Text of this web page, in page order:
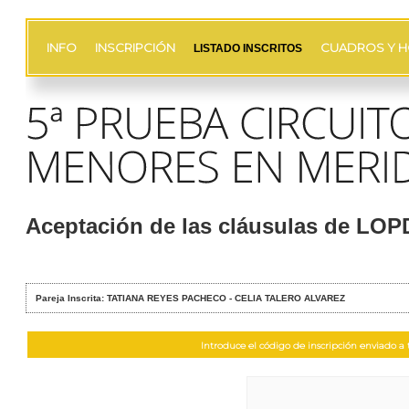
INFO INSCRIPCIÓN LISTADO INSCRITOS CUADROS Y
Aceptación de las cláusulas de
Pareja Inscrita: TATIANA REYES PACHECO - CELIA TALERO ALVAREZ
Introduce el código de inscripción enviado